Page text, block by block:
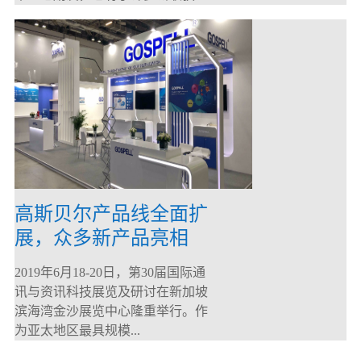
高斯贝尔产品线全面扩
展，众多新产品亮相
CommunicAsia 2019
2019年6月18-20日，第30届国际通
讯与资讯科技展览及研讨在新加坡
滨海湾金沙展览中心隆重举行。作
为亚太地区最具规模...